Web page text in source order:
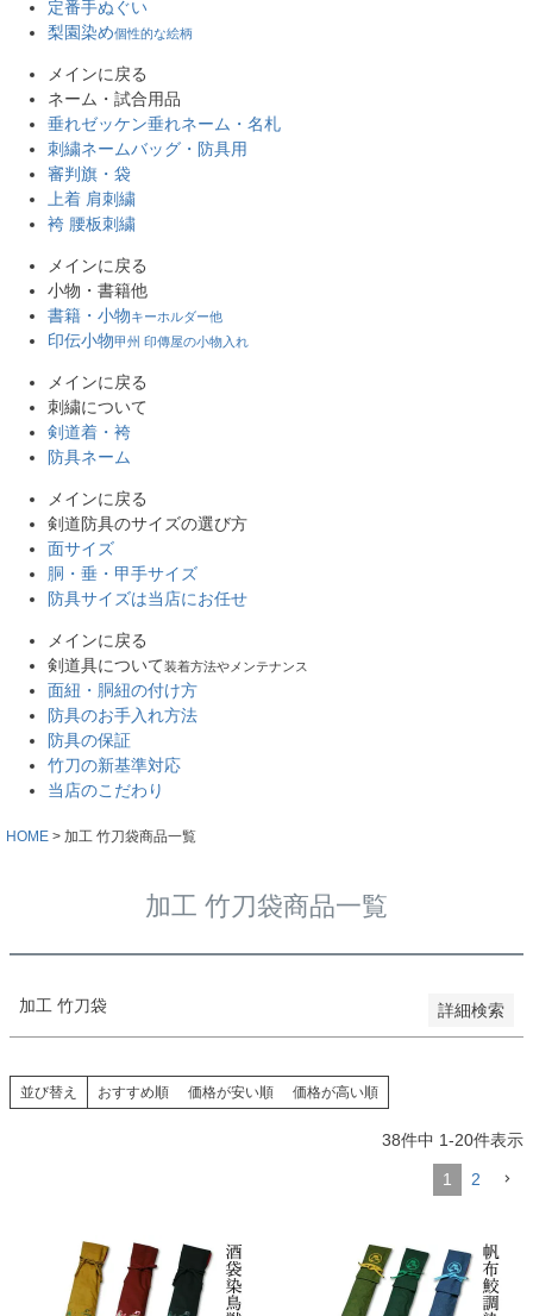
定番手ぬぐい
梨園染め個性的な絵柄
メインに戻る
ネーム・試合用品
垂れゼッケン垂れネーム・名札
刺繍ネームバッグ・防具用
審判旗・袋
上着 肩刺繍
袴 腰板刺繍
メインに戻る
小物・書籍他
書籍・小物キーホルダー他
印伝小物甲州 印傳屋の小物入れ
メインに戻る
刺繍について
剣道着・袴
防具ネーム
メインに戻る
剣道防具のサイズの選び方
面サイズ
胴・垂・甲手サイズ
防具サイズは当店にお任せ
メインに戻る
剣道具について装着方法やメンテナンス
面紐・胴紐の付け方
防具のお手入れ方法
防具の保証
竹刀の新基準対応
当店のこだわり
HOME 加工 竹刀袋商品一覧
加工 竹刀袋商品一覧
加工 竹刀袋 詳細検索
限定
再入荷
翌日発送
サイズ
指定なし
S
M
22.5cm
カラー
レッド
ブルー
在庫なし商品
在庫なし商品を表示しない
バンドル販売
予約商品
予約商品のみを表示
並び順
新着順
登録順
価格が高い順
キーワードヒット順
検索
並び替え おすすめ順 価格が安い順 価格が高い順
38件中 1-20件表示
1 2